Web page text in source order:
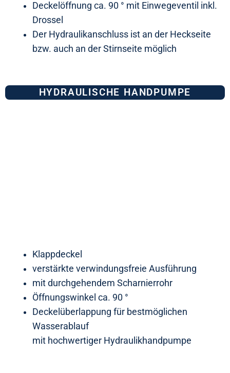
Deckelöffnung ca. 90 ° mit Einwegeventil inkl.
Drossel
Der Hydraulikanschluss ist an der Heckseite
bzw. auch an der Stirnseite möglich
Klappdeckel
verstärkte verwindungsfreie Ausführung
mit durchgehendem Scharnierrohr
Öffnungswinkel ca. 90 °
Deckelüberlappung für bestmöglichen
Wasserablauf
mit hochwertiger Hydraulikhandpumpe
HYDRAULISCHE HANDPUMPE